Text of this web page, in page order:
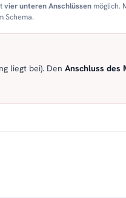
vier unteren Anschlüssen möglich.
Schema.
liegt bei). Den Anschluss des